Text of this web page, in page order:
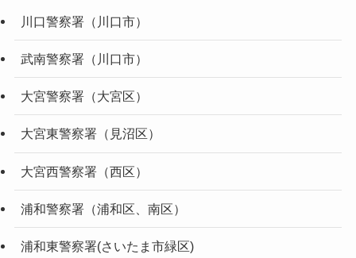
川口警察署（川口市）
武南警察署（川口市）
大宮警察署（大宮区）
大宮東警察署（見沼区）
大宮西警察署（西区）
浦和警察署（浦和区、南区）
浦和東警察署(さいたま市緑区)